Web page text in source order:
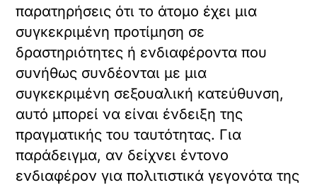
παρατηρήσεις ότι το άτομο έχει μια
συγκεκριμένη προτίμηση σε
δραστηριότητες ή ενδιαφέροντα που
συνήθως συνδέονται με μια
συγκεκριμένη σεξουαλική κατεύθυνση,
αυτό μπορεί να είναι ένδειξη της
πραγματικής του ταυτότητας. Για
παράδειγμα, αν δείχνει έντονο
ενδιαφέρον για πολιτιστικά γεγονότα της